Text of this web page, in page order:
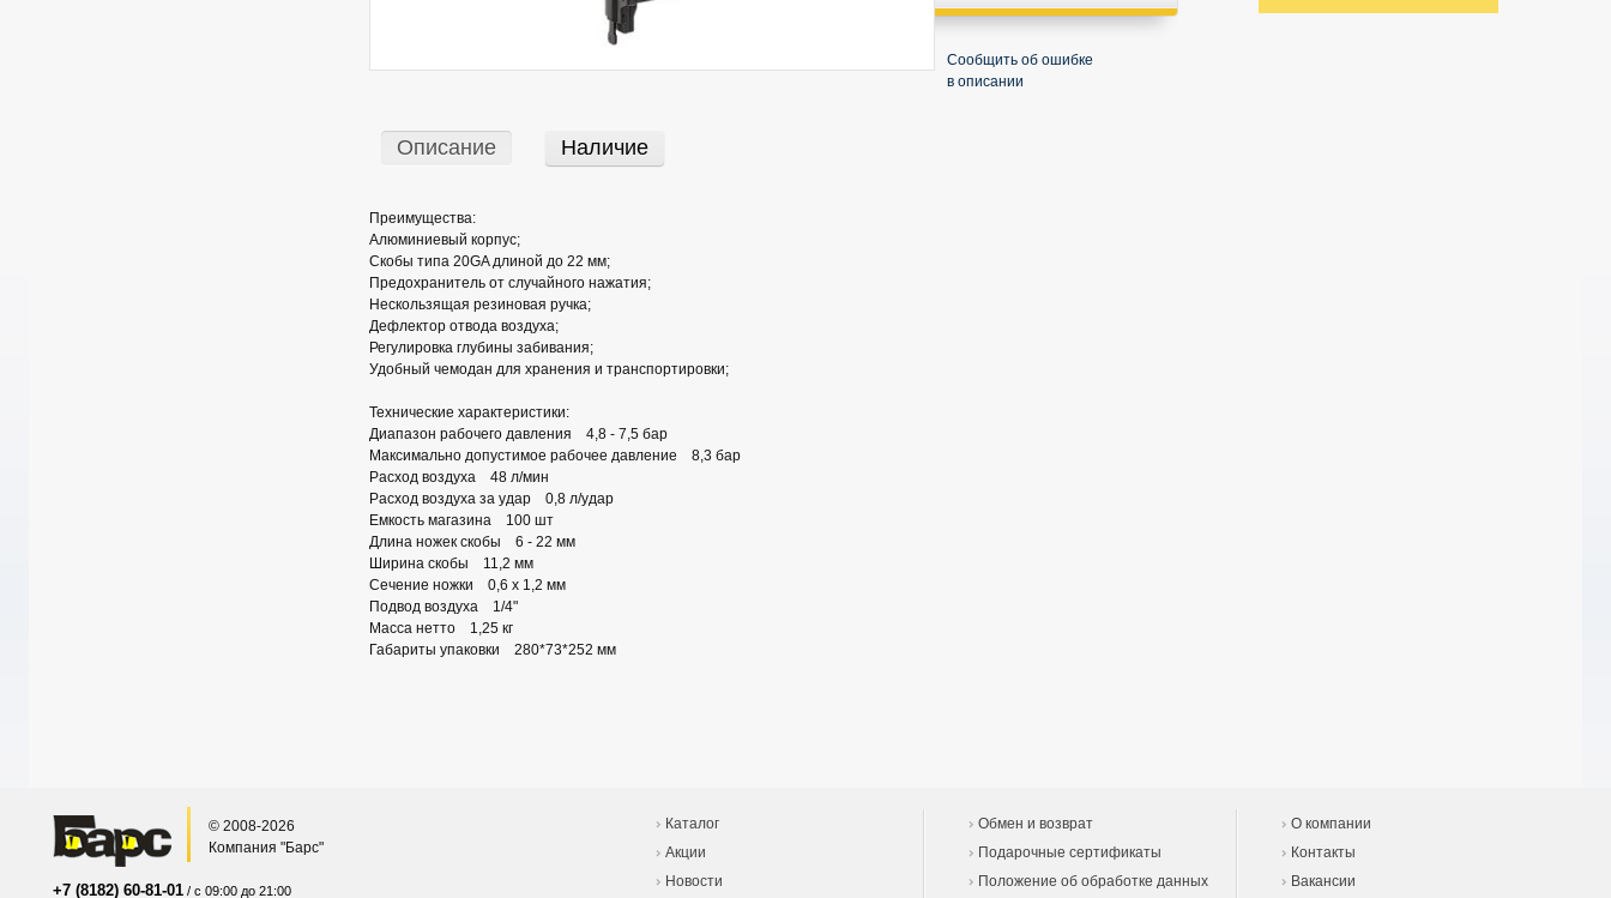
Сообщить об ошибке
в описании
Описание Наличие
Преимущества:
Алюминиевый корпус;
Скобы типа 20GA длиной до 22 мм;
Предохранитель от случайного нажатия;
Нескользящая резиновая ручка;
Дефлектор отвода воздуха;
Регулировка глубины забивания;
Удобный чемодан для хранения и транспортировки;
Технические характеристики:
Диапазон рабочего давления 4,8 - 7,5 бар
Максимально допустимое рабочее давление 8,3 бар
Расход воздуха 48 л/мин
Расход воздуха за удар 0,8 л/удар
Емкость магазина 100 шт
Длина ножек скобы 6 - 22 мм
Ширина скобы 11,2 мм
Сечение ножки 0,6 х 1,2 мм
Подвод воздуха 1/4"
Масса нетто 1,25 кг
Габариты упаковки 280*73*252 мм
© 2008-2026
Компания "Барс"
+7 (8182) 60-81-01 / с 09:00 до 21:00
Каталог
Акции
Новости
Обмен и возврат
Подарочные сертификаты
Положение об обработке данных
О компании
Контакты
Вакансии